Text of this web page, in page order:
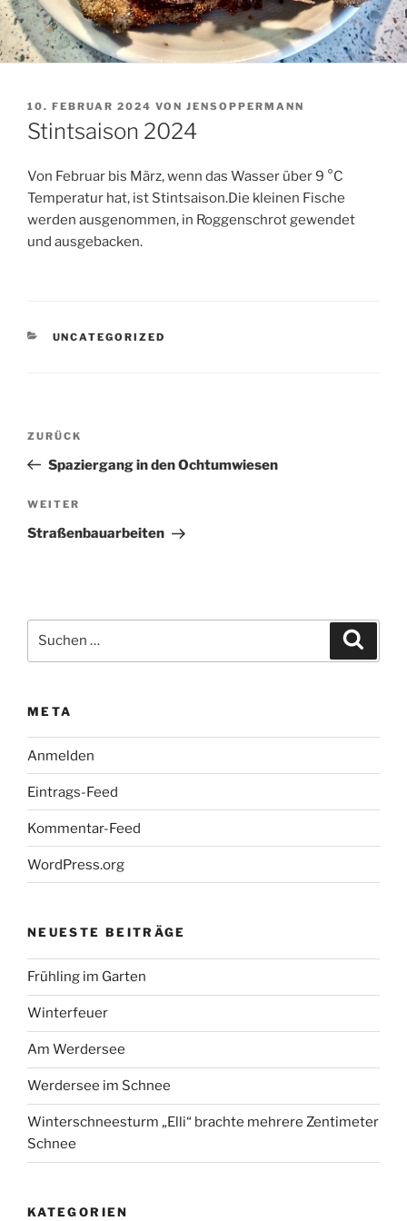
VERÖFFENTLICHT
AM
10. FEBRUAR 2024 VON JENSOPPERMANN
Stintsaison 2024
Von Februar bis März, wenn das Wasser über 9 °C
Temperatur hat, ist Stintsaison.Die kleinen Fische
werden ausgenommen, in Roggenschrot gewendet
und ausgebacken.
KATEGORIEN
UNCATEGORIZED
Beitragsnavigation
Vorheriger
Beitrag
ZURÜCK
Spaziergang in den Ochtumwiesen
Nächster
Beitrag
WEITER
Straßenbauarbeiten
nach:
META
Anmelden
Eintrags-Feed
Kommentar-Feed
WordPress.org
NEUESTE BEITRÄGE
Frühling im Garten
Winterfeuer
Am Werdersee
Werdersee im Schnee
Winterschneesturm „Elli“ brachte mehrere Zentimeter
Schnee
KATEGORIEN